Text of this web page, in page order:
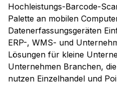
Hochleistungs-Barcode-
Palette an mobilen
Datenerfassungsgeräten
ERP-, WMS- und
Lösungen für kleine
Unternehmen Branchen,
nutzen Einzelhandel und